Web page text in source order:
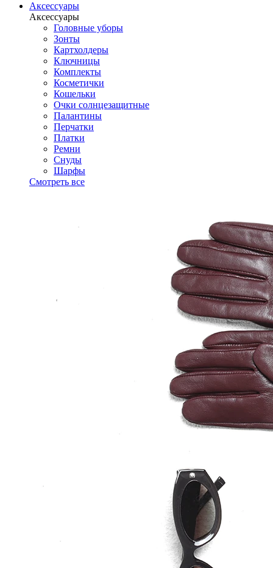
Аксессуары
Аксессуары
Головные уборы
Зонты
Картхолдеры
Ключницы
Комплекты
Косметички
Кошельки
Очки солнцезащитные
Палантины
Перчатки
Платки
Ремни
Снуды
Шарфы
Смотреть все